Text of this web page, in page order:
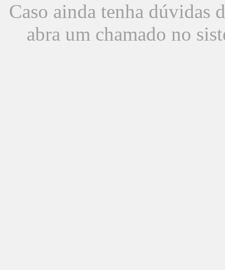
Caso ainda tenha dúvidas
abra um chamado no